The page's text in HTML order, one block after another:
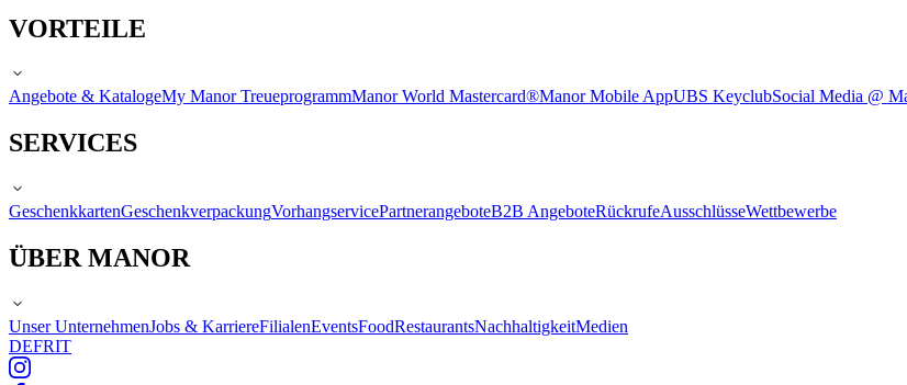
VORTEILE
Angebote & KatalogeMy Manor TreueprogrammManor World Mastercard®Manor Mobile AppUBS KeyclubSocial Media @
SERVICES
GeschenkkartenGeschenkverpackungVorhangservicePartnerangeboteB2B AngeboteRückrufeAusschlüsseWettbewerbe
ÜBER MANOR
Unser UnternehmenJobs & KarriereFilialenEventsFoodRestaurantsNachhaltigkeitMedien
DEFRIT